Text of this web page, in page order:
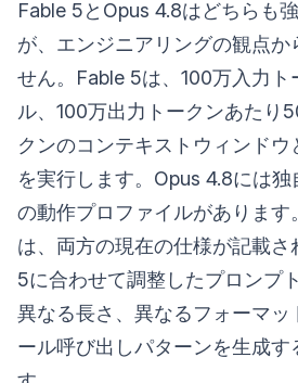
Fable 5とOpus 4.8はどちらも
が、エンジニアリングの観点か
せん。Fable 5は、100万入力ト
ル、100万出力トークンあたり
クンのコンテキストウィンドウ
を実行します。Opus 4.8には
の動作プロファイルがあります。
は、両方の現在の仕様が記載
5に合わせて調整したプロンプ
異なる長さ、異なるフォーマッ
ール呼び出しパターンを生成す